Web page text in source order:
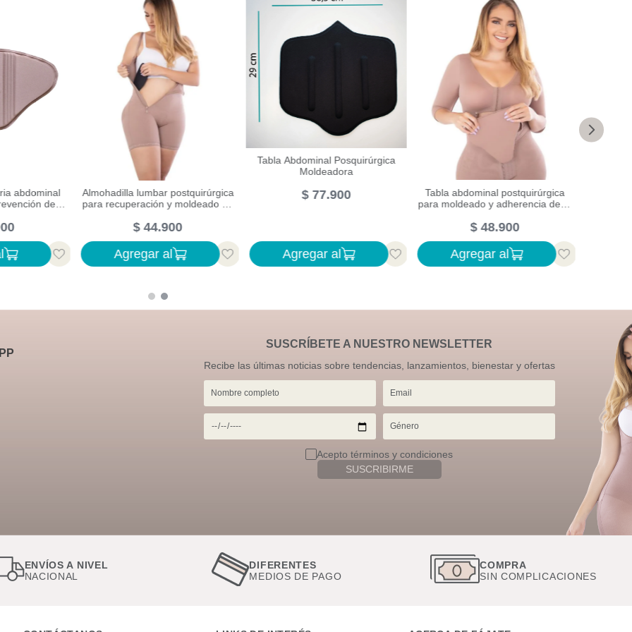
Tabla abdominal postquirúrgica
tipo pera para drenaje y
$ 59.900
Agregar al
Faja postquirúrgica abdominal
con espuma y soporte ajustable
Agregar al
Tabla abdominal compresión y
drenaje postoperatorio
$ 99. 900
Agregar al
SUSCRÍBETE A NUESTRO NEWSLETTER
Recibe las últimas noticias sobre tendencias, lanzamientos, bienestar y ofertas
Acepto términos y condiciones
SUSCRIBIRME
ENVÍOS A NIVEL
NACIONAL
DIFERENTES
MEDIOS DE PAGO
COMPRA
SIN COMPLICACIONES